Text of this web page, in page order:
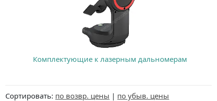
Комплектующие к лазерным дальномерам
Сортировать: по возвр. цены | по убыв. цены